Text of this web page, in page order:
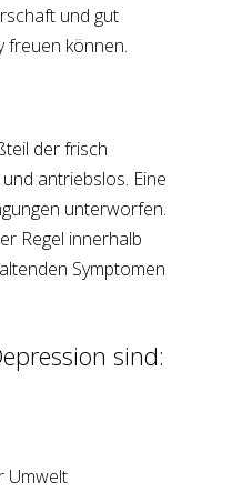
und gut
freuen können.
der frisch
antriebslos. Eine
unterworfen.
Regel innerhalb
Symptomen
sind:
Umwelt